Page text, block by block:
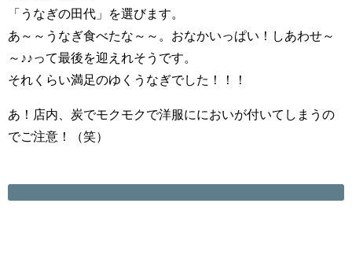
「うなぎの田代」を選びます。
あ～～うなぎ食べたな～～。おなかいっぱい！しあわせ～
～♪♪って最後を迎えれそうです。
それくらい満足のゆくうなぎでした！！！
あ！店内、炭でモクモクで洋服ににおいが付いてしまうの
でご注意！（笑）